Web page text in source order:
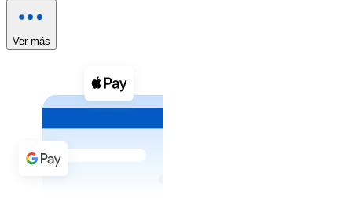
Ver todo
Compra criptomonedas con efectivo en tu tienda más
Comprar con efectivo
Transferencia SEPA
Ver más